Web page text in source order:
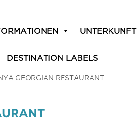
UNTERKUNFT
DESTINATION LABELS
GEORGIAN RESTAURANT